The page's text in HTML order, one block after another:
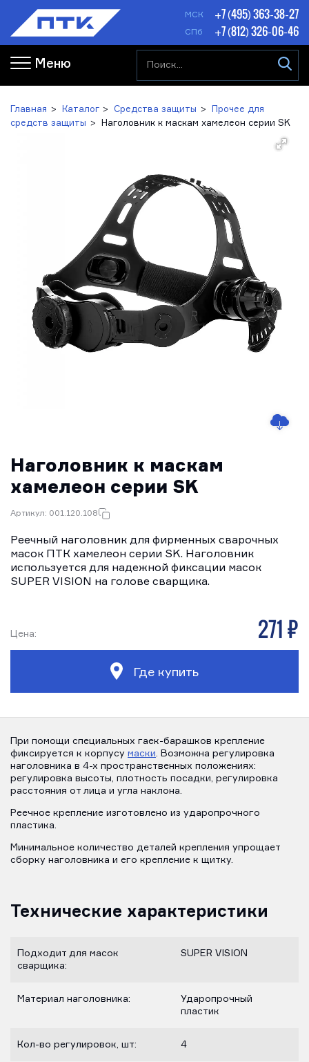
МСК +7 (495) 363-38-27
СПб +7 (812) 326-06-46
Меню
Главная Каталог Средства защиты
Прочее для
средств защиты
Наголовник к маскам хамелеон серии SK
Наголовник к маскам
хамелеон серии SK
Артикул: 001.120.108
Реечный наголовник для фирменных сварочных
масок ПТК хамелеон серии SK. Наголовник
используется для надежной фиксации масок
SUPER VISION на голове сварщика.
Цена: 271 р
Где купить
При помощи специальных гаек-барашков крепление
фиксируется к корпусу маски . Возможна регулировка
наголовника в 4-х пространственных положениях:
регулировка высоты, плотность посадки, регулировка
расстояния от лица и угла наклона.
Реечное крепление изготовлено из ударопрочного
пластика.
Минимальное количество деталей крепления упрощает
сборку наголовника и его крепление к щитку.
Технические характеристики
Подходит для масок
сварщика:
SUPER VISION
Материал наголовника:
Ударопрочный
пластик
Кол-во регулировок, шт: 4